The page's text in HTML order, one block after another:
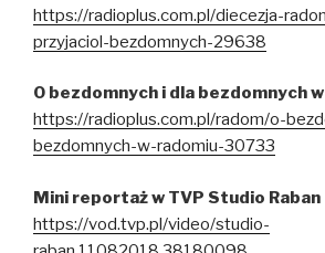
https://radioplus.com.pl/diecezja-
przyjaciol-bezdomnych-29638
O bezdomnych i dla bezdomnych
https://radioplus.com.pl/radom/o-
bezdomnych-w-radomiu-30733
Mini reportaż w TVP Studio Raban
https://vod.tvp.pl/video/studio-